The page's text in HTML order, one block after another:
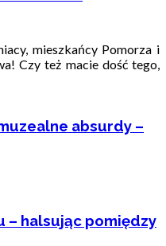
mieszkańcy Pomorza i
Czy też macie dość tego,
absurdy –
– halsując pomiędzy